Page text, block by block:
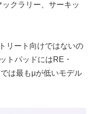
クラリー、サーキッ
リート向けではないの
トパッドにはRE・
は最もμが低いモデル